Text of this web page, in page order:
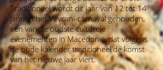
Traditioneel wordt dit jaar van 12 tot 14
januari het Vevcani-carnaval gehouden,
een van de oudste culturele
evenementen in Macedonië, dat volgens
de oude kalender traditioneel de komst
van het nieuwe jaar viert.